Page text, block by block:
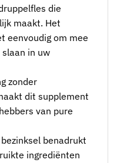
die
maakt. Het
eenvoudig om mee
in uw
zonder
dit supplement
van pure
benadrukt
ingrediënten